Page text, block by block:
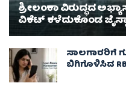
ಶ್ರೀಲಂಕಾ ವಿರುದ್ಧದ
ವಿಕೆಟ್ ಕಳೆದುಕೊಂಡ
ಸಾಲಗಾರರಿಗೆ
ಬಿಗಿಗೊಳಿಸಿದ